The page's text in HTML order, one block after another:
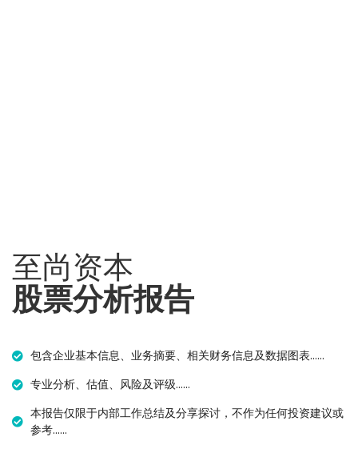
至尚资本
股票分析报告
包含企业基本信息、业务摘要、相关财务信息及数据图表……
专业分析、估值、风险及评级……
本报告仅限于内部工作总结及分享探讨，不作为任何投资建议或
参考……